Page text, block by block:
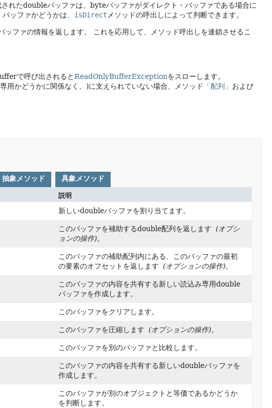
れたdoubleバッファは、byteバッファがダイレクト・バッファである場合に
ッファかどうかは、 isDirect メソッドの呼出しによって判断できます。
ファの情報を返します。
これを応用して、メソッド呼出しを連鎖させるこ
で呼び出されるとReadOnlyBufferExceptionをスローします。
かどうかに関係なく、)に支えられていない場合、メソッド 「配列」 および
抽象メソッド 具象メソッド
説明
新しいdoubleバッファを割り当てます。
このバッファを補助するdouble配列を返します (オプシ
ョンの操作)。
このバッファの補助配列内にある、このバッファの最初
の要素のオフセットを返します (オプションの操作)。
このバッファの内容を共有する新しい読込み専用double
バッファを作成します。
このバッファをクリアします。
このバッファを圧縮します (オプションの操作)。
このバッファを別のバッファと比較します。
このバッファの内容を共有する新しいdoubleバッファを
作成します。
このバッファが別のオブジェクトと等価であるかどうか
を判断します。